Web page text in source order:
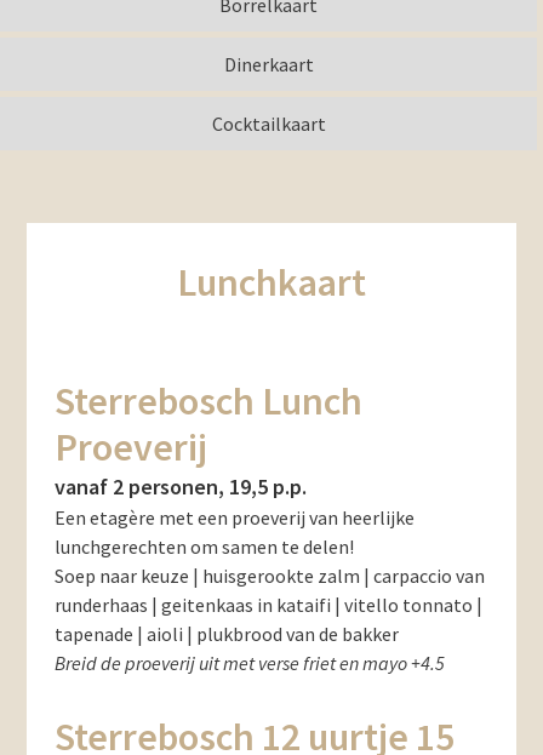
Borrelkaart
Dinerkaart
Cocktailkaart
Lunchkaart
Sterrebosch Lunch
Proeverij
vanaf 2 personen, 19,5 p.p.
Een etagère met een proeverij van heerlijke
lunchgerechten om samen te delen!
Soep naar keuze | huisgerookte zalm | carpaccio van
runderhaas | geitenkaas in kataifi | vitello tonnato |
tapenade | aioli | plukbrood van de bakker
Breid de proeverij uit met verse friet en mayo +4.5
Sterrebosch 12 uurtje 15